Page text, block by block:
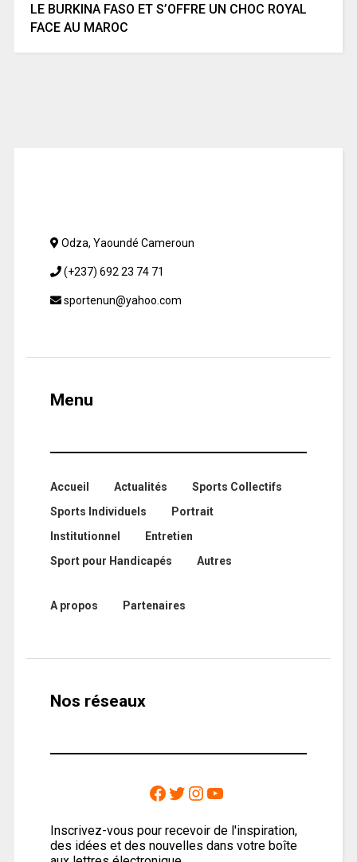
LE BURKINA FASO ET S’OFFRE UN CHOC ROYAL
FACE AU MAROC
Odza, Yaoundé Cameroun
(+237) 692 23 74 71
sportenun@yahoo.com
Menu
Accueil Actualités
Sports Collectifs
Sports Individuels
Portrait
Institutionnel
Entretien
Sport pour Handicapés
Autres
A propos Partenaires
Nos réseaux
Inscrivez-vous pour recevoir de l'inspiration,
des idées et des nouvelles dans votre boîte